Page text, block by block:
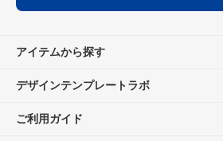
アイテムから探す
デザインテンプレートラボ
ご利用ガイド